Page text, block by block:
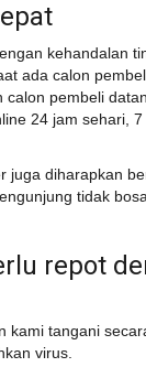
kehandalan
ada calon
calon pembeli
24 jam sehari,
juga diharapkan
tidak
repot
kami tangani
virus.